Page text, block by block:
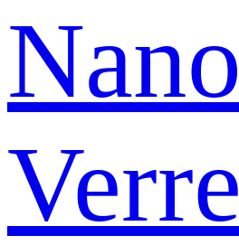
Nano
Verre